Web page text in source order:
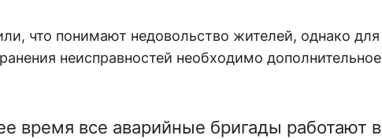
что понимают недовольство жителей, однако для
неисправностей необходимо дополнительное
время все аварийные бригады работают в